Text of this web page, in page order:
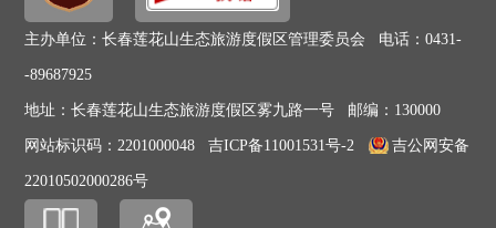
主办单位：长春莲花山生态旅游度假区管理委员会 电话：0431-
-89687925
地址：长春莲花山生态旅游度假区雾九路一号 邮编：130000
网站标识码：2201000048吉ICP备11001531号-2 吉公网安备
22010502000286号